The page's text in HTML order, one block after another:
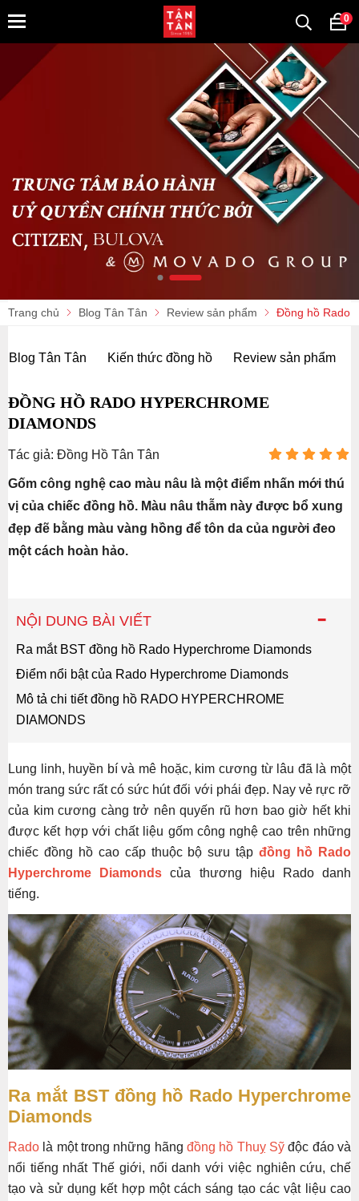
0
Trang chủ Blog Tân Tân Review sản phẩm Đồng hồ Rado
Blog Tân Tân Kiến thức đồng hồ Review sản phẩm
ĐỒNG HỒ RADO HYPERCHROME
DIAMONDS
Tác giả: Đồng Hồ Tân Tân
Gốm công nghệ cao màu nâu là một điểm nhấn mới thú
vị của chiếc đồng hồ. Màu nâu thẫm này được bổ xung
đẹp đẽ bằng màu vàng hồng để tôn da của người đeo
một cách hoàn hảo.
-
NỘI DUNG BÀI VIẾT
Ra mắt BST đồng hồ Rado Hyperchrome Diamonds
Điểm nổi bật của Rado Hyperchrome Diamonds
Mô tả chi tiết đồng hồ RADO HYPERCHROME
DIAMONDS
Lung linh, huyền bí và mê hoặc, kim cương từ lâu đã là một
món trang sức rất có sức hút đối với phái đẹp. Nay vẻ rực rỡ
của kim cương càng trở nên quyến rũ hơn bao giờ hết khi
được kết hợp với chất liệu gốm công nghệ cao trên những
chiếc đồng hồ cao cấp thuộc bộ sưu tậpđồng hồ Rado
Hyperchrome Diamonds của thương hiệu Rado danh
tiếng.
Ra mắt BST đồng hồ Rado Hyperchrome
Diamonds
Rado là một trong những hãng đồng hồ Thuỵ Sỹ độc đáo và
nổi tiếng nhất Thế giới, nổi danh với việc nghiên cứu, chế
tạo và sử dụng kết hợp một cách sáng tạo các vật liệu cao